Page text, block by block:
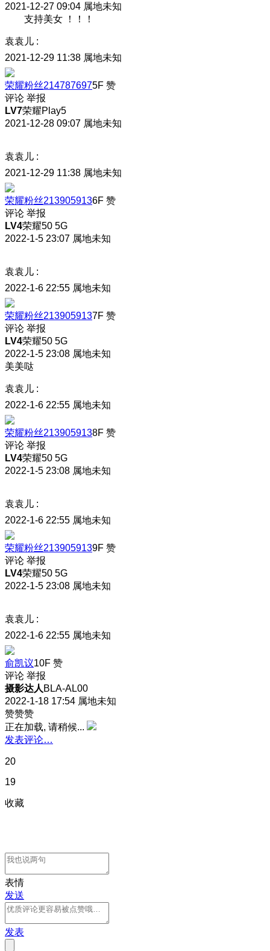
2021-12-27 09:04 属地未知
支持美女 ！！！
袁袁儿 :
2021-12-29 11:38 属地未知
荣耀粉丝2147876975F 赞
评论 举报
LV7荣耀Play5
2021-12-28 09:07 属地未知
袁袁儿 :
2021-12-29 11:38 属地未知
荣耀粉丝2139059136F 赞
评论 举报
LV4荣耀50 5G
2022-1-5 23:07 属地未知
袁袁儿 :
2022-1-6 22:55 属地未知
荣耀粉丝2139059137F 赞
评论 举报
LV4荣耀50 5G
2022-1-5 23:08 属地未知
美美哒
袁袁儿 :
2022-1-6 22:55 属地未知
荣耀粉丝2139059138F 赞
评论 举报
LV4荣耀50 5G
2022-1-5 23:08 属地未知
袁袁儿 :
2022-1-6 22:55 属地未知
荣耀粉丝2139059139F 赞
评论 举报
LV4荣耀50 5G
2022-1-5 23:08 属地未知
袁袁儿 :
2022-1-6 22:55 属地未知
俞凯议10F 赞
评论 举报
摄影达人 BLA-AL00
2022-1-18 17:54 属地未知
赞赞赞
正在加载, 请稍候...
发表评论…
20
19
收藏
表情
发送
发表